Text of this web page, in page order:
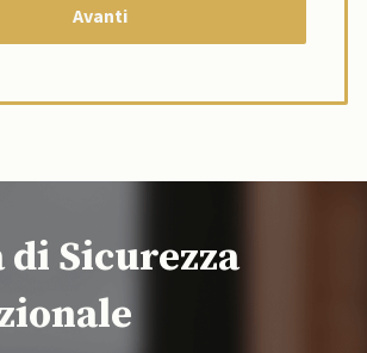
di Sicurezza